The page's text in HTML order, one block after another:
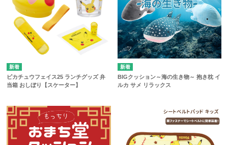
ピカチュウフェイス25 ランチグッズ 弁
当箱 おしぼり【スケーター】
BIGクッション～海の生き物～ 抱き枕 イ
ルカ サメ リラックス